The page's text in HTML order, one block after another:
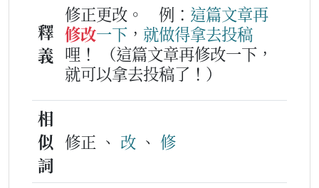
釋
義
修正更改。 例： 這篇文章再
修改一下 ， 就做得拿去投稿
哩！
（這篇文章再修改一下，
就可以拿去投稿了！）
相
似
詞
修正 、 改 、 修